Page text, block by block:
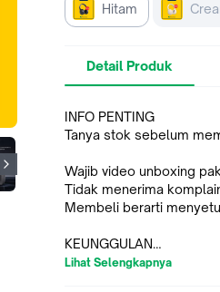
Hitam
Detail Produk
INFO PENTING
Tanya stok sebelum
Wajib video unboxing
Tidak menerima
Membeli berarti
KEUNGGULAN
HiFi Bass Experience
Lihat Selengkapnya